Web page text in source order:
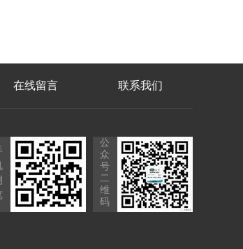
在线留言 联系我们
公
众
号
二
维
码